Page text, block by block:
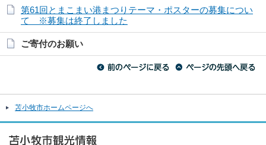
第61回とまこまい港まつりテーマ・ポスターの募集につい
て ※募集は終了しました
ご寄付のお願い
苫小牧市ホームページへ